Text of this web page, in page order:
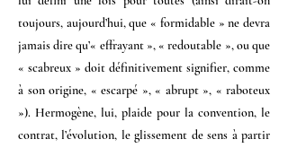
toujours, aujourd’hui, que « formidable » ne devra
jamais dire qu’« effrayant », « redoutable », ou que
« scabreux » doit définitivement signifier, comme
à son origine, « escarpé », « abrupt », « raboteux
»). Hermogène, lui, plaide pour la convention, le
contrat, l’évolution, le glissement de sens à partir